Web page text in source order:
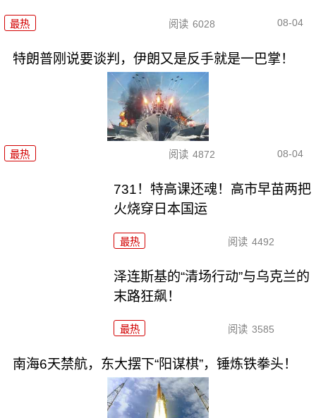
最热 阅读 6028 08-04
特朗普刚说要谈判，伊朗又是反手就是一巴掌！
最热 阅读 4872 08-04
731！特高课还魂！高市早苗两把
火烧穿日本国运
最热 阅读 4492
泽连斯基的“清场行动”与乌克兰的
末路狂飙！
最热 阅读 3585
南海6天禁航，东大摆下“阳谋棋”，锤炼铁拳头！